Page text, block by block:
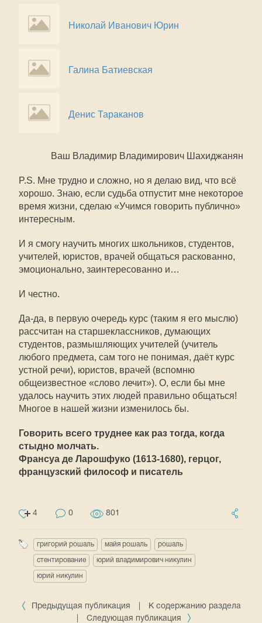
Николай Иванович Юрин
Галина Батиевская
Денис Тараканов
Ваш Владимир Владимирович Шахиджанян
P.S. Мне трудно и сложно, но я делаю вид, что всё
хорошо. Знаю, если судьба отпустит мне некоторое
время жизни, сделаю «Учимся говорить публично»
интересным.
И я смогу научить многих школьников, студентов,
учителей, юристов, врачей общаться раскованно,
эмоционально, заинтересованно и…
И честно.
Да-да, в первую очередь курс (таким я его мыслю)
рассчитан на старшеклассников, думающих
студентов, размышляющих учителей (учитель
любого предмета, сам того не понимая, даёт курс
устной речи), юристов, врачей (вспомню
общеизвестное «слово лечит»). О, если бы мне
удалось научить этих людей правильно общаться!
Многое в нашей жизни изменилось бы.
Говорить всего труднее как раз тогда, когда
стыдно молчать.
Франсуа де Ларошфуко (1613-1680), герцог,
французский философ и писатель
4 0 801
григорий рошаль майя рошаль рошаль
стентирование юрий владимирович никулин
юрий никулин
Предыдущая публикация
К содержанию раздела
Следующая публикация